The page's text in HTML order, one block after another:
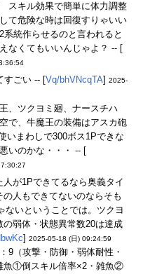
スキル効果で簡単に体力調整
て危険な時は回復すりゃいい
統作らせるのと言われると
なくてもいいんじゃよ？ -- [
すごい -- [Vq/bhVNcqTA] 2025-
、ツクヨミ廻、ナースチハ
で、牛魔王の装備はアスカ砲
いまわしで300ボス1Pできな
いのかな・・・ -- [
が1Pできてるなら奥義タイ
の人もできてないのならそも
ないということでは。ツクヨ
の弱体・状態異常数20は達成
] 2025-05-18 (日) 09:24:59
9（攻撃・防御・弱体耐性・
魚①倒スキル倍率×2・雑魚②